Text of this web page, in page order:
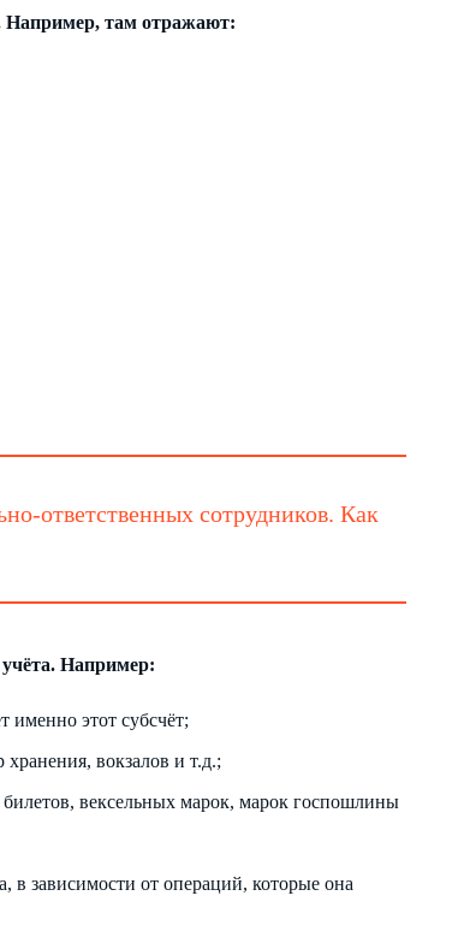
Например, там отражают:
ответственных сотрудников. Как
учёта. Например:
именно этот субсчёт;
вокзалов и т.д.;
вексельных марок, марок госпошлины
в зависимости от операций, которые она